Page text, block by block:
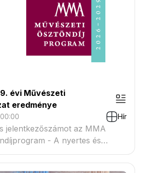
évi Művészeti
eredménye
Hír
jelentkezőszámot az MMA
- A nyertes és
névsora megtekinthető a